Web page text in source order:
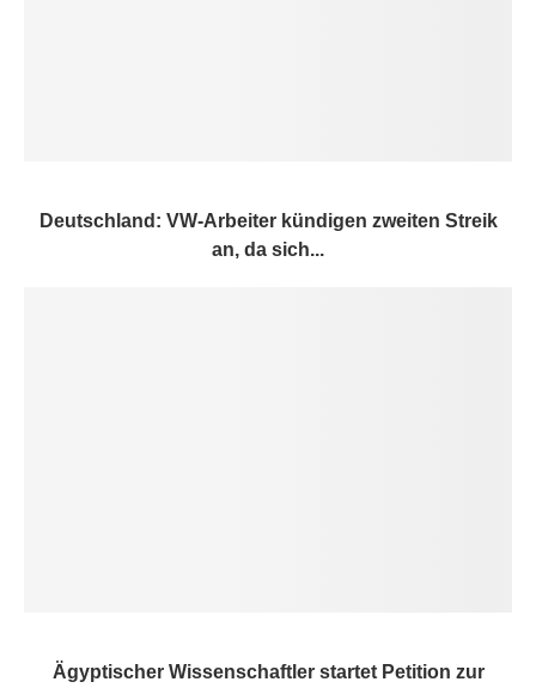
Deutschland: VW-Arbeiter kündigen zweiten Streik
an, da sich...
Ägyptischer Wissenschaftler startet Petition zur